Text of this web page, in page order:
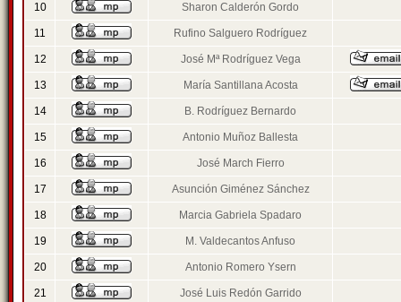
10 Sharon Calderón Gordo
11 Rufino Salguero Rodríguez
12 José Mª Rodríguez Vega
13 María Santillana Acosta
14 B. Rodríguez Bernardo
15 Antonio Muñoz Ballesta
16 José March Fierro
17 Asunción Giménez Sánchez
18 Marcia Gabriela Spadaro
19 M. Valdecantos Anfuso
20 Antonio Romero Ysern
21 José Luis Redón Garrido